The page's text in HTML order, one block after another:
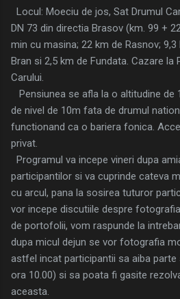
Locul: Moeciu de jos, Sat Drumul
DN 73 din directia Brasov (km. 99 +
min cu masina; 22 km de Rasnov;
Bran si 2,5 km de Fundata. Cazare la
Carului.
Pensiunea se afla la o altitudine de
de nivel de 10m fata de drumul
functionand ca o bariera fonica.
privat.
Programul va incepe vineri dupa
participantilor si va cuprinde cateva
cu arcul, pana la sosirea tuturor
vor incepe discutiile despre
de portofolii, vom raspunde la
dupa micul dejun se vor fotografia
astfel incat participantii sa aiba parte
ora 10.00) si sa poata fi gasite
aceasta.